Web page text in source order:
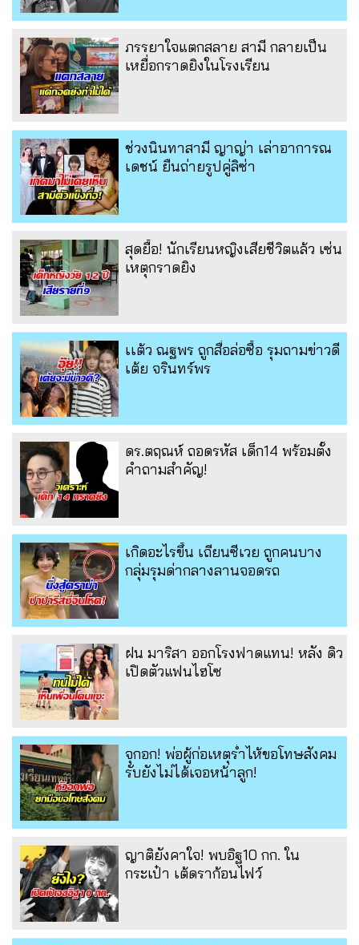
ภรรยาใจแตกสลาย สามี กลายเป็น
เหยื่อกราดยิงในโรงเรียน
ช่วงนินทาสามี ญาญ่า เล่าอาการณ
เดชน์ ยืนถ่ายรูปคู่ลิซ่า
สุดยื้อ! นักเรียนหญิงเสียชีวิตแล้ว เซ่น
เหตุกราดยิง
เเต้ว ณฐพร ถูกสื่อล่อซื้อ รุมถามข่าวดี
เต้ย จรินทร์พร
ดร.ตฤณห์ ถอดรหัส เด็ก14 พร้อมตั้ง
คำถามสำคัญ!
เกิดอะไรขึ้น เถียนซีเวย ถูกคนบาง
กลุ่มรุมด่ากลางลานจอดรถ
ฝน มาริสา ออกโรงฟาดแทน! หลัง ดิว
เปิดตัวแฟนไฮโซ
จุกอก! พ่อผู้ก่อเหตุร่ำไห้ขอโทษสังคม
รับยังไม่ได้เจอหน้าลูก!
ญาติยังคาใจ! พบอิฐ10 กก. ใน
กระเป๋า เต้ดราก้อนไฟว์